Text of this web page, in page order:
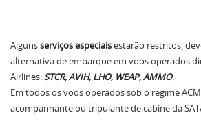
Algunsserviços especiaisestarão restritos,
alternativa de embarque em voos operados
Airlines:STCR, AVIH, LHO, WEAP, AMMO.
Em todos os voos operados sob o regime
acompanhante ou tripulante de cabine da